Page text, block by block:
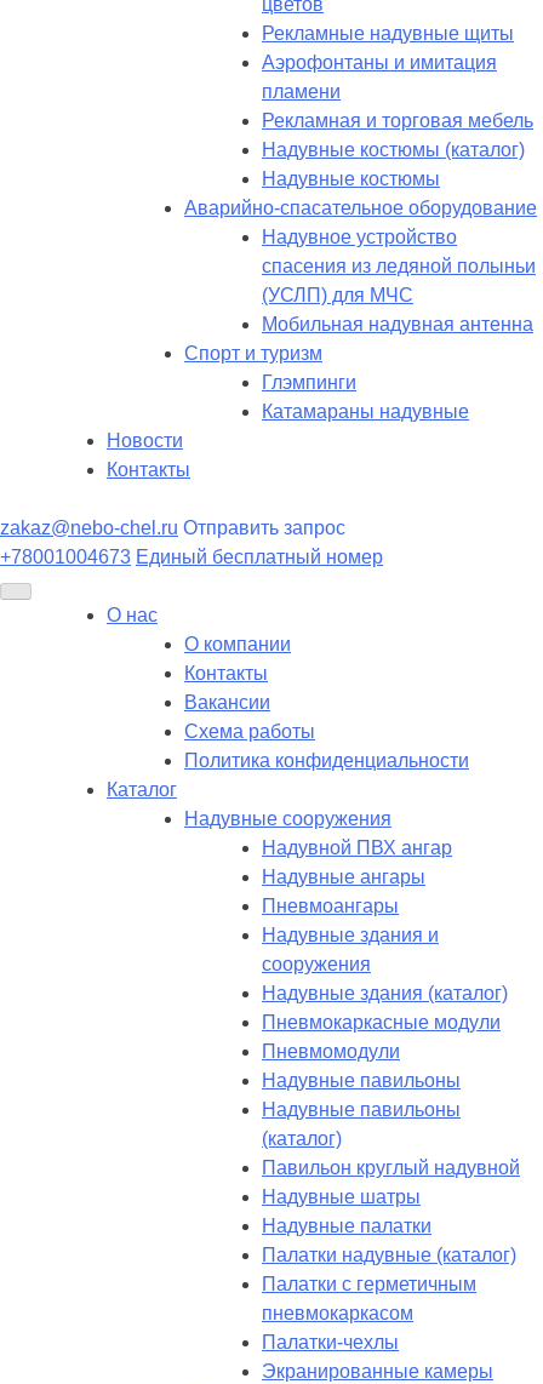
цветов
Рекламные надувные щиты
Аэрофонтаны и имитация
пламени
Рекламная и торговая мебель
Надувные костюмы (каталог)
Надувные костюмы
Аварийно-спасательное оборудование
Надувное устройство
спасения из ледяной полыньи
(УСЛП) для МЧС
Мобильная надувная антенна
Спорт и туризм
Глэмпинги
Катамараны надувные
Новости
Контакты
zakaz@nebo-chel.ru Отправить запрос
+78001004673 Единый бесплатный номер
О нас
О компании
Контакты
Вакансии
Схема работы
Политика конфиденциальности
Каталог
Надувные сооружения
Надувной ПВХ ангар
Надувные ангары
Пневмоангары
Надувные здания и
сооружения
Надувные здания (каталог)
Пневмокаркасные модули
Пневмомодули
Надувные павильоны
Надувные павильоны
(каталог)
Павильон круглый надувной
Надувные шатры
Надувные палатки
Палатки надувные (каталог)
Палатки с герметичным
пневмокаркасом
Палатки-чехлы
Экранированные камеры